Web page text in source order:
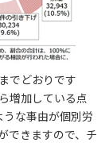
でどおりです
増加している点
な事由が個別労
できますので、チ